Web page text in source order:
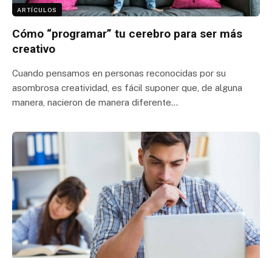
ARTÍCULOS
Cómo “programar” tu cerebro para ser más
creativo
Cuando pensamos en personas reconocidas por su
asombrosa creatividad, es fácil suponer que, de alguna
manera, nacieron de manera diferente…